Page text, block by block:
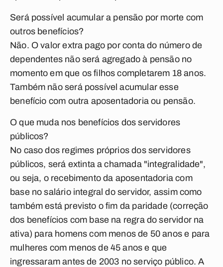
Será possível acumular a pensão por morte com
outros benefícios?
Não. O valor extra pago por conta do número de
dependentes não será agregado à pensão no
momento em que os filhos completarem 18 anos.
Também não será possível acumular esse
benefício com outra aposentadoria ou pensão.
O que muda nos benefícios dos servidores
públicos?
No caso dos regimes próprios dos servidores
públicos, será extinta a chamada "integralidade",
ou seja, o recebimento da aposentadoria com
base no salário integral do servidor, assim como
também está previsto o fim da paridade (correção
dos benefícios com base na regra do servidor na
ativa) para homens com menos de 50 anos e para
mulheres com menos de 45 anos e que
ingressaram antes de 2003 no serviço público. A